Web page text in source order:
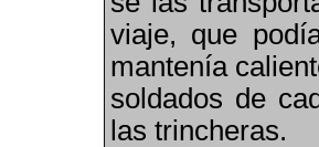
viaje, que
mantenía
soldados de
las trincheras.